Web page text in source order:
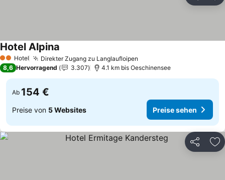
2 Sterne
Hotel Direkter Zugang zu Langlaufloipen
Hotel Alpina
8,6 Hervorragend 3.307 4.1 km bis Oeschinensee
Ab 154 €
Preise von 5 Websites Preise sehen
Teilen